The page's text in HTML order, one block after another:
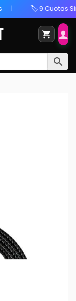
🏷️ 9 Cuotas Sin Interés